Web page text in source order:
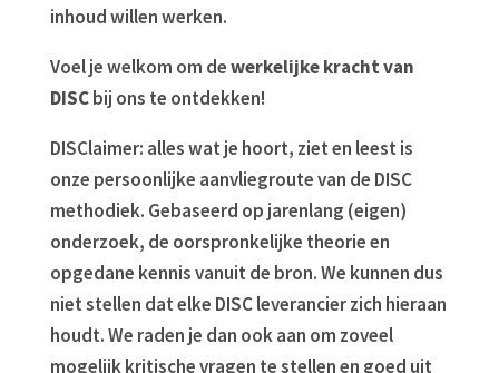
inhoud willen werken.
Voel je welkom om dewerkelijke kracht van
DISCbij ons te ontdekken!
DISClaimer: alles wat je hoort, ziet en leest is
onze persoonlijke aanvliegroute van de DISC
methodiek. Gebaseerd op jarenlang (eigen)
onderzoek, de oorspronkelijke theorie en
opgedane kennis vanuit de bron. We kunnen dus
niet stellen dat elke DISC leverancier zich hieraan
houdt. We raden je dan ook aan om zoveel
mogelijk kritische vragen te stellen en goed uit